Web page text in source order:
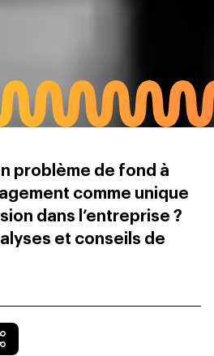
problème de fond à
comme unique
dans l’entreprise ?
et conseils de